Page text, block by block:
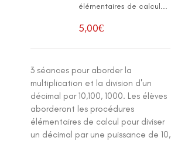
élémentaires de calcul...
5,00€
3 séances pour aborder la
multiplication et la division d'un
décimal par 10,100, 1000. Les élèves
aborderont les procédures
élémentaires de calcul pour diviser
un décimal par une puissance de 10,